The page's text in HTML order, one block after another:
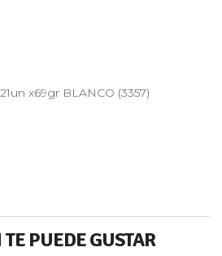
x69gr BLANCO (3357)
PUEDE GUSTAR